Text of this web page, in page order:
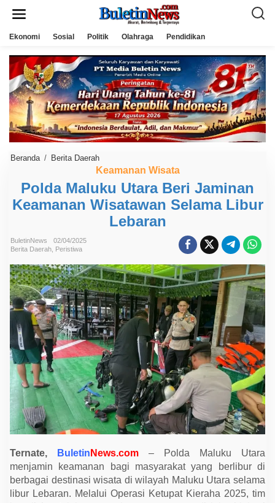
Ekonomi Sosial Politik Olahraga Pendidikan
Beranda / Berita Daerah
o
l
d
a
M
a
t
a
r
a
B
e
r
i
J
a
m
i
n
a
n
K
e
a
m
n
n
W
s
Keamanan Wisata
Polda Maluku Utara Beri Jaminan
Keamanan Wisatawan Selama Libur
Lebaran
BuletinNews
02/04/2025
Berita Daerah Peristiwa
Ternate, Buletin News.com – Polda Maluku Utara
menjamin keamanan bagi masyarakat yang berlibur di
berbagai destinasi wisata di wilayah Maluku Utara selama
libur Lebaran. Melalui Operasi Ketupat Kieraha 2025, tim